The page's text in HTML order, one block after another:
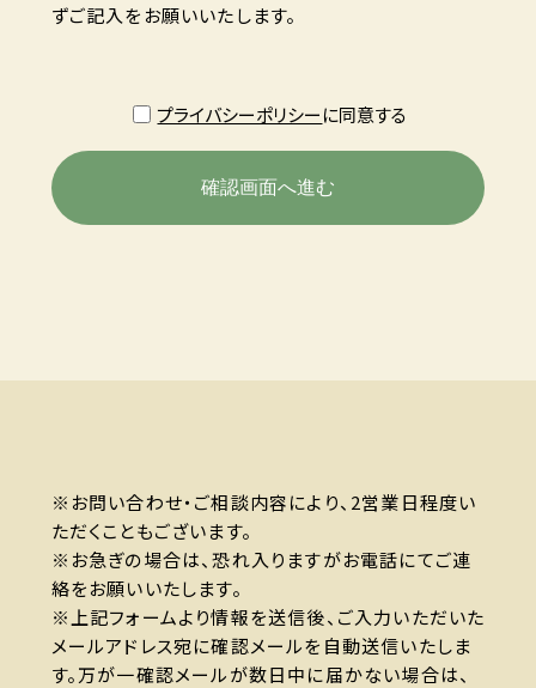
ずご記入をお願いいたします。
プライバシーポリシーに同意する
※お問い合わせ・ご相談内容により、2営業日程度い
ただくこともございます。
※お急ぎの場合は、恐れ入りますがお電話にてご連
絡をお願いいたします。
※上記フォームより情報を送信後、ご入力いただいた
メールアドレス宛に確認メールを自動送信いたしま
す。万が一確認メールが数日中に届かない場合は、